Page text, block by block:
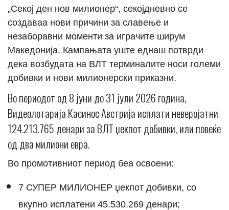
„Секој ден нов милионер“, секојдневно се
создаваа нови причини за славење и
незаборавни моменти за играчите ширум
Македонија. Кампањата уште еднаш потврди
дека возбудата на ВЛТ терминалите носи големи
добивки и нови милионерски приказни.
Во периодот од 8 јуни до 31 јули 2026 година,
Видеолотарија Касинос Австрија исплати неверојатни
124.213.765 денари за ВЛТ џекпот добивки, или повеќе
од два милиони евра.
Во промотивниот период беа освоени:
7 СУПЕР МИЛИОНЕР џекпот добивки, со
вкупно исплатени 45.530.269 денари;